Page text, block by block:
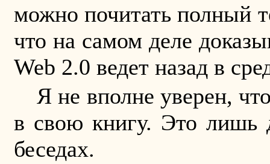
можно почитать полный
что на самом деле
Web 2.0 ведет назад в
Я не вполне уверен,
в свою книгу. Это лишь
беседах.